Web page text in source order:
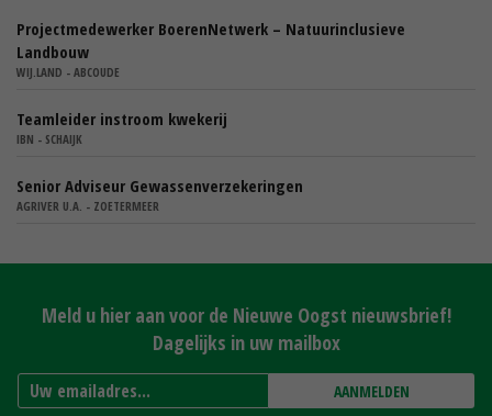
Projectmedewerker BoerenNetwerk – Natuurinclusieve
Landbouw
WIJ.LAND - ABCOUDE
Teamleider instroom kwekerij
IBN - SCHAIJK
Senior Adviseur Gewassenverzekeringen
AGRIVER U.A. - ZOETERMEER
Meld u hier aan voor de Nieuwe Oogst nieuwsbrief!
Dagelijks in uw mailbox
AANMELDEN